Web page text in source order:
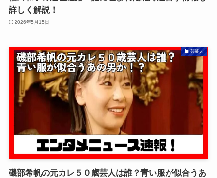
詳しく解説！
2026年5月15日
芸能人
磯部希帆の元カレ５０歳芸人は誰？青い服が似合うあ